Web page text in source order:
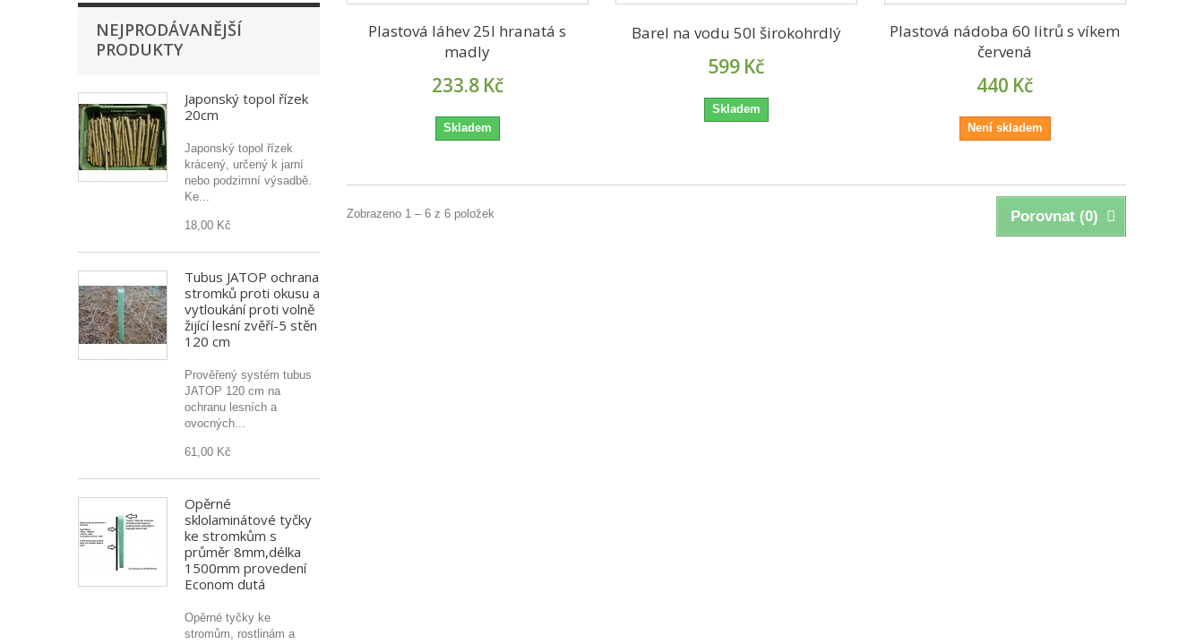
NEJPRODÁVANĚJŠÍ
PRODUKTY
Japonský topol řízek
20cm
Japonský topol řízek
krácený, určený k jarní
nebo podzimní výsadbě.
Ke...
18,00 Kč
Tubus JATOP ochrana
stromků proti okusu a
vytloukání proti volně
žijící lesní zvěří-5 stěn
120 cm
Prověřený systém tubus
JATOP 120 cm na
ochranu lesních a
ovocných...
61,00 Kč
Opěrné
sklolaminátové tyčky
ke stromkům s
průměr 8mm,délka
1500mm provedení
Econom dutá
Opěrné tyčky ke
stromům, rostlinám a
Plastová láhev 25l hranatá s
madly
233.8 Kč
Skladem
Barel na vodu 50l širokohrdlý
599 Kč
Skladem
Plastová nádoba 60 litrů s víkem
červená
440 Kč
Není skladem
Porovnat (0)
Zobrazeno 1 – 6 z 6 položek